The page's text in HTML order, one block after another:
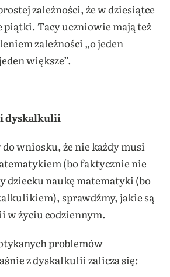
zależności, że w dziesiątce
piątki. Tacy uczniowie mają też
zależności „o jeden
większe”.
dyskalkulii
wniosku, że nie każdy musi
(bo faktycznie nie
dziecku naukę matematyki (bo
sprawdźmy, jakie są
życiu codziennym.
problemów
z dyskalkulii zalicza się: